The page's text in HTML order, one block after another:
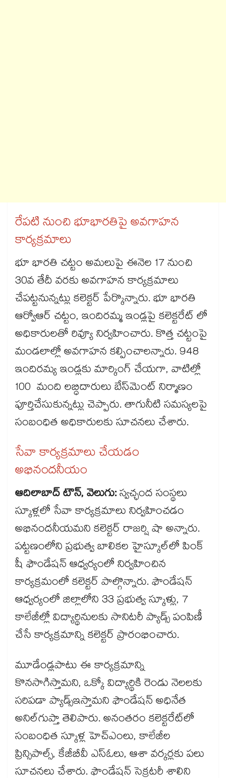
రేపటి నుంచి భూభారతిపై అవగాహన
కార్యక్రమాలు
భూ భారతి చట్టం అమలుపై ఈనెల 17 నుంచి
30వ తేదీ వరకు అవగాహన కార్యక్రమాలు
చేపట్టనున్నట్లు కలెక్టర్ పేర్కొన్నారు. భూ భారతి
ఆర్వోఆర్ చట్టం, ఇందిరమ్మ ఇండ్లపై కలెక్టరేట్ లో
అధికారులతో రివ్యూ నిర్వహించారు. కొత్త చట్టంపై
మండలాల్లో అవగాహన కల్పించాలన్నారు. 948
ఇందిరమ్య ఇండ్లకు మార్కింగ్ చేయగా, వాటిల్లో
100 మంది లబ్ధిదారులు బేస్​మెంట్ నిర్మాణం
పూర్తిచేసుకున్నట్లు చెప్పారు. తాగునీటి సమస్యలపై
సంబంధిత అధికారులకు సూచనలు చేశారు.
సేవా కార్యక్రమాలు చేయడం
అభినందనీయం
ఆదిలాబాద్ ​టౌన్, వెలుగు:స్వచ్ఛంద సంస్థలు
స్కూళ్లలో సేవా కార్యక్రమాలు నిర్వహించడం
అభినందనీయమని కలెక్టర్​ రాజర్షి షా అన్నారు.
పట్టణంలోని ప్రభుత్వ బాలికల హైస్కూల్​లో పింక్​
షీ ఫౌండేషన్​ ఆధ్వర్యంలో నిర్వహించిన
కార్యక్రమంలో కలెక్టర్ ​పాల్గొన్నారు. ఫౌండేషన్​
ఆధ్వర్యంలో జిల్లాలోని 33 ప్రభుత్వ స్కూళ్లు, 7
కాలేజీల్లో విద్యార్థినులకు సానిటరీ ప్యాడ్స్ పంపిణీ
చేసే కార్యక్రమాన్ని కలెక్టర్​ ప్రారంభించారు.
మూడేండ్లపాటు ఈ కార్యక్రమాన్ని
కొనసాగిస్తామని, ఒక్కో విద్యార్థికి రెండు నెలలకు
సరిపడా ప్యాడ్స్​ఇస్తామని ఫౌండేషన్​ అధినేత
అనిల్​గుప్తా తెలిపారు. అనంతరం కలెక్టరేట్​లో
సంబంధిత స్కూళ్ల హెచ్​ఎంలు, కాలేజీల
ప్రిన్సిపాల్స్​, కేజీబీవీ ఎస్​ఓలు, ఆశా వర్కర్లకు పలు
సూచనలు చేశారు. ఫౌండేషన్ సెక్రటరీ శాలిని